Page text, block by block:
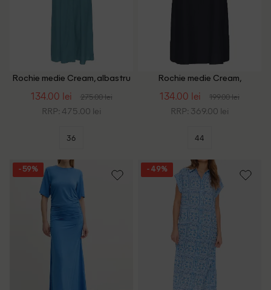
Rochie medie Cream, albastru
134.00 lei 275.00 lei
RRP: 475.00 lei
36
Rochie medie Cream,
134.00 lei 199.00 lei
RRP: 369.00 lei
44
- 59% - 49%